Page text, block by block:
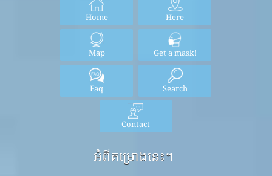
Home Here
Map Get a mask!
Faq Search
Contact
អំពីគម្រោងនេះ។